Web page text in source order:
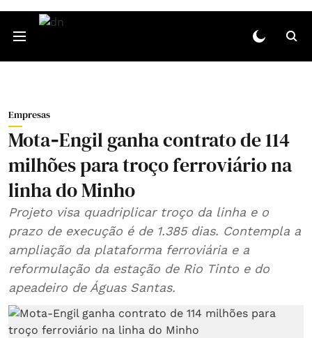
Empresas
Mota‑Engil ganha contrato de 114
milhões para troço ferroviário na
linha do Minho
Projeto visa quadriplicar troço da linha e o
prazo de execução é de 1.385 dias. Contempla a
ampliação da plataforma ferroviária e a
reformulação da estação de Rio Tinto e do
apeadeiro de Águas Santas.